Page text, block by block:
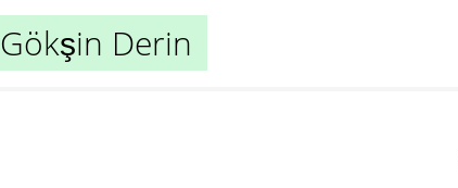
Gökşin Derin